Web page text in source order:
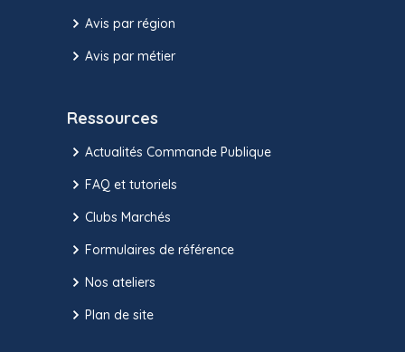
Avis par région
Avis par métier
Ressources
Actualités Commande Publique
FAQ et tutoriels
Clubs Marchés
Formulaires de référence
Nos ateliers
Plan de site